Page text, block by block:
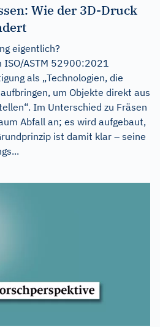
Wie der 3D-Druck
eigentlich?
ASTM 52900:2021
als „Technologien, die
um Objekte direkt aus
Im Unterschied zu Fräsen
Abfall an; es wird aufgebaut,
ist damit klar – seine